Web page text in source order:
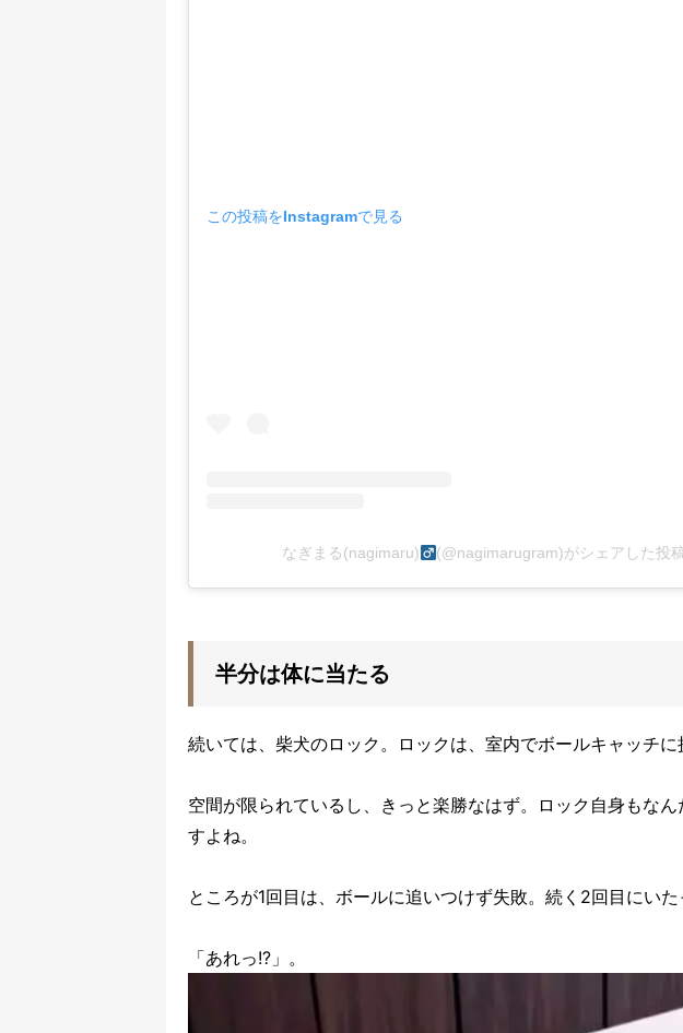
この投稿をInstagramで見る
なぎまる(nagimaru) (@nagimarugram)がシェアした投
半分は体に当たる
続いては、柴犬のロック。ロックは、室内でボールキャッチに
空間が限られているし、きっと楽勝なはず。ロック自身もな
すよね。
ところが1回目は、ボールに追いつけず失敗。続く2回目にいた
「あれっ!?」。